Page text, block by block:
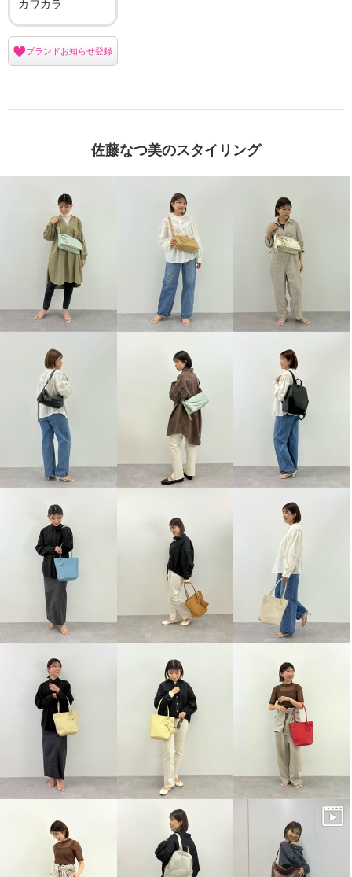
カワカラ
ブランドお知らせ登録
佐藤なつ美のスタイリング